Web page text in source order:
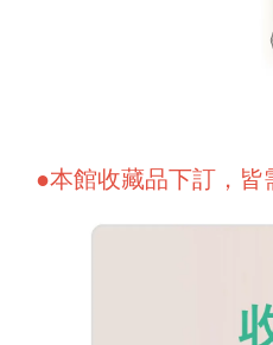
●本館收藏品下訂，皆